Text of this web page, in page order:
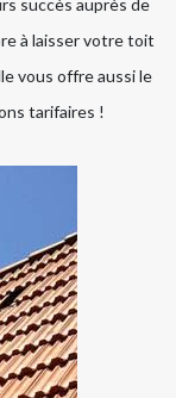
succès auprès de
à laisser votre toit
vous offre aussi le
tarifaires !